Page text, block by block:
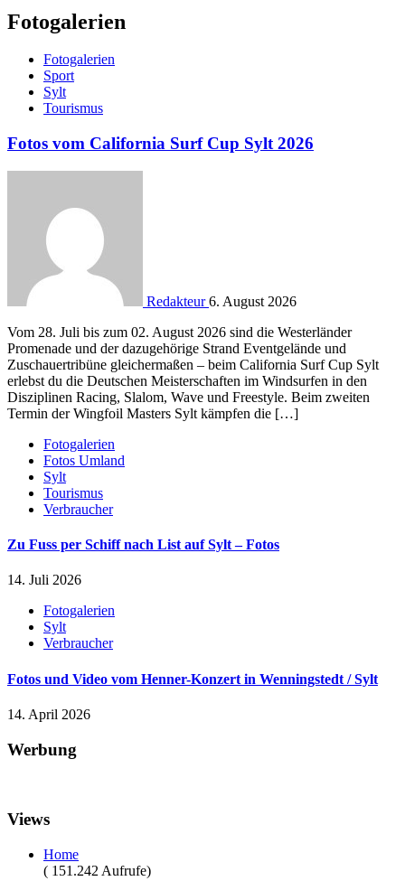
Fotogalerien
Fotogalerien
Sport
Sylt
Tourismus
Fotos vom California Surf Cup Sylt 2026
Redakteur 6. August 2026
Vom 28. Juli bis zum 02. August 2026 sind die Westerländer
Promenade und der dazugehörige Strand Eventgelände und
Zuschauertribüne gleichermaßen – beim California Surf Cup Sylt
erlebst du die Deutschen Meisterschaften im Windsurfen in den
Disziplinen Racing, Slalom, Wave und Freestyle. Beim zweiten
Termin der Wingfoil Masters Sylt kämpfen die […]
Fotogalerien
Fotos Umland
Sylt
Tourismus
Verbraucher
Zu Fuss per Schiff nach List auf Sylt – Fotos
14. Juli 2026
Fotogalerien
Sylt
Verbraucher
Fotos und Video vom Henner-Konzert in Wenningstedt / Sylt
14. April 2026
Werbung
Views
Home
( 151.242 Aufrufe)